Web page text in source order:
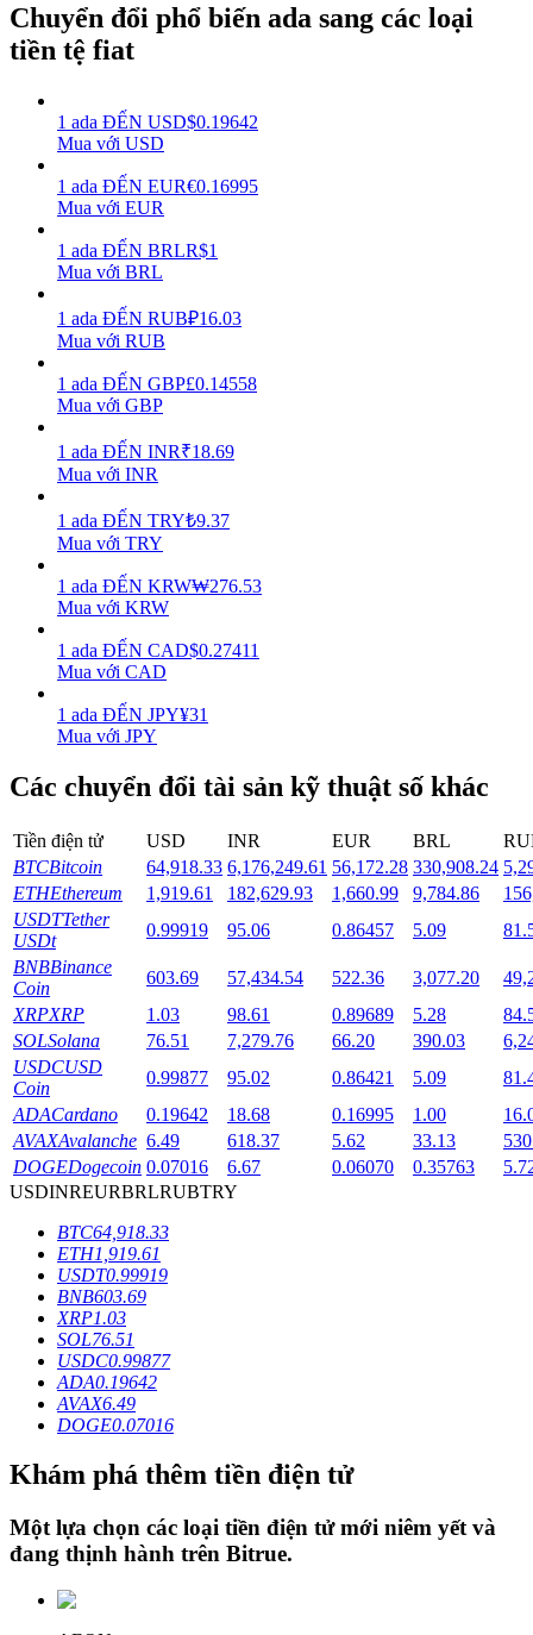
Power Piggy
Làm cho tài sản của bạn tăng giá trị đều đặn
Staking
Lợi nhuận cao và truy cập ngay lập tức
Launchpool
Đặt cọc linh hoạt để kiếm được các token phổ biến.
Khóa BTR
Khoản vay
Chuyển đổi phổ biến ada sang các loại
tiền tệ fiat
1 ada ĐẾN USD$0.19642
Mua với USD
1 ada ĐẾN EUR€0.16995
Mua với EUR
1 ada ĐẾN BRLR$1
Mua với BRL
1 ada ĐẾN RUB₽16.03
Mua với RUB
1 ada ĐẾN GBP£0.14558
Mua với GBP
1 ada ĐẾN INR₹18.69
Mua với INR
1 ada ĐẾN TRY₺9.37
Mua với TRY
1 ada ĐẾN KRW₩276.53
Mua với KRW
1 ada ĐẾN CAD$0.27411
Mua với CAD
1 ada ĐẾN JPY¥31
Mua với JPY
Các chuyển đổi tài sản kỹ thuật số khác
Tiền điện tử USD INR EUR BRL
BTCBitcoin 64,918.33 6,176,249.61 56,172.28 330,908.24
ETHEthereum 1,919.61 182,629.93 1,660.99 9,784.86
USDTTether
USDt
0.99919 95.06 0.86457 5.09
BNBBinance
Coin
603.69 57,434.54 522.36 3,077.20
XRPXRP 1.03 98.61 0.89689 5.28
SOLSolana 76.51 7,279.76 66.20 390.03
USDCUSD
Coin
0.99877 95.02 0.86421 5.09
ADACardano 0.19642 18.68 0.16995 1.00
AVAXAvalanche 6.49 618.37 5.62 33.13
DOGEDogecoin 0.07016 6.67 0.06070 0.35763
USDINREURBRLRUBTRY
BTC64,918.33
ETH1,919.61
USDT0.99919
BNB603.69
XRP1.03
SOL76.51
USDC0.99877
ADA0.19642
AVAX6.49
DOGE0.07016
Khám phá thêm tiền điện tử
Một lựa chọn các loại tiền điện tử mới niêm yết và
đang thịnh hành trên Bitrue.